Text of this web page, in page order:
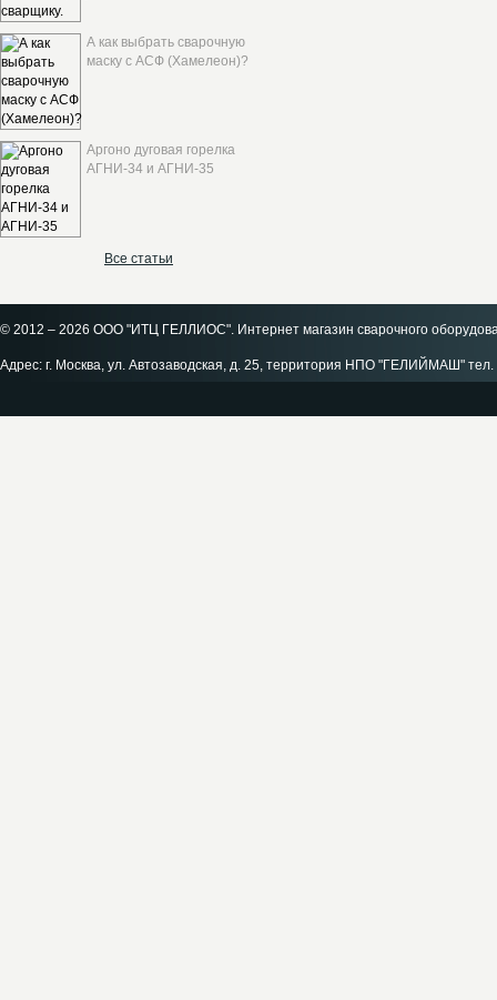
А как выбрать сварочную
маску с АСФ (Хамелеон)?
Аргоно дуговая горелка
АГНИ-34 и АГНИ-35
Все статьи
© 2012 – 2026 ООО "ИТЦ ГЕЛЛИОС". Интернет магазин сварочного
Адрес: г. Москва, ул. Автозаводская, д. 25, территория НПО "ГЕЛИЙМАШ"